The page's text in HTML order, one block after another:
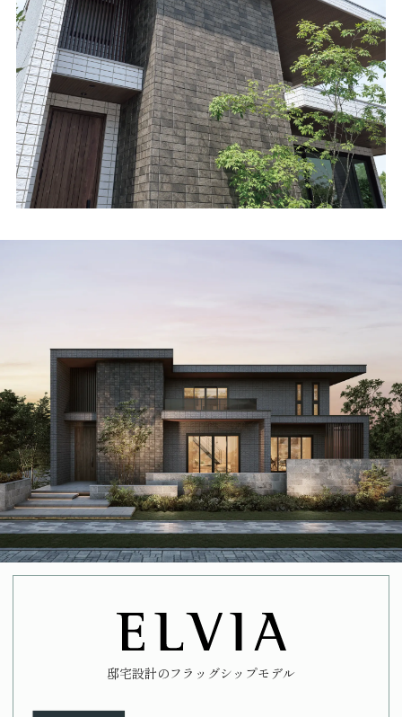
邸宅設計のフラッグシップモデル